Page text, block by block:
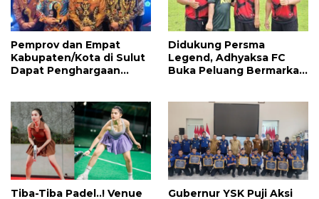
Pemprov dan Empat
Kabupaten/Kota di Sulut
Dapat Penghargaan
Didukung Persma
Legend, Adhyaksa FC
Buka Peluang Bermarkas
Tiba-Tiba Padel..! Venue
Gubernur YSK Puji Aksi